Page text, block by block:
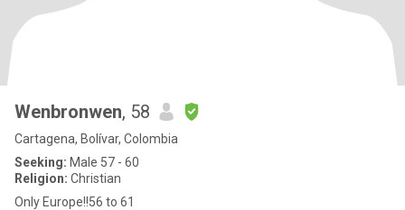
Wenbronwen, 58
Cartagena, Bolívar, Colombia
Seeking: Male 57 - 60
Religion: Christian
Only Europe!!56 to 61